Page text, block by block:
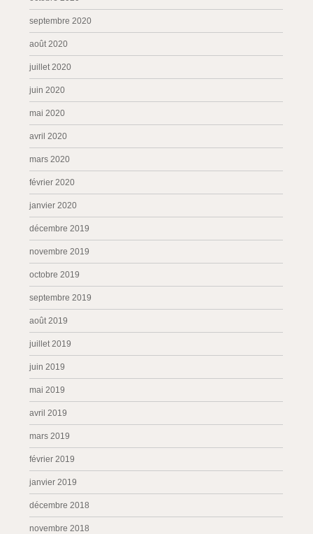
septembre 2020
août 2020
juillet 2020
juin 2020
mai 2020
avril 2020
mars 2020
février 2020
janvier 2020
décembre 2019
novembre 2019
octobre 2019
septembre 2019
août 2019
juillet 2019
juin 2019
mai 2019
avril 2019
mars 2019
février 2019
janvier 2019
décembre 2018
novembre 2018